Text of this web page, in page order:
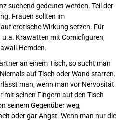
suchend gedeutet werden. Teil der
Frauen sollten im
erotische Wirkung setzen. Für
Krawatten mit Comicfiguren,
Hemden.
an einem Tisch, so sucht man
auf Tisch oder Wand starren.
man, wenn man vor Nervosität
mit seinen Fingern auf den Tisch
seinem Gegenüber weg,
oder gar Angst. Wenn man nur die